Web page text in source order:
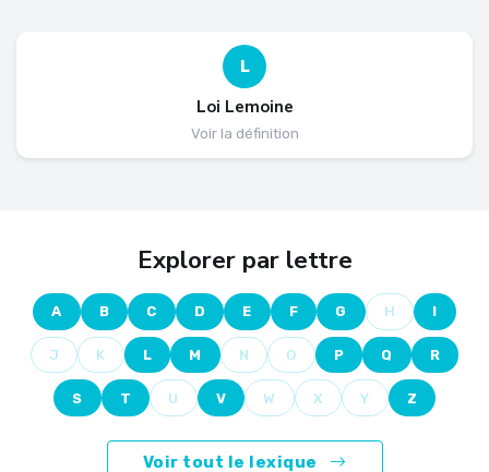
L
Loi Lemoine
Voir la définition
Explorer par lettre
A B C D E F G H I
J K L M N O P Q R
S T U V W X Y Z
Voir tout le lexique